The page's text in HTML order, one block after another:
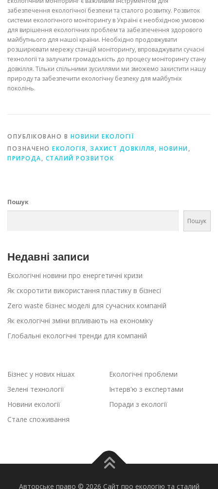
забезпечення екологічної безпеки та сталого розвитку. Розвиток
системи екологічного моніторингу в Україні є необхідною умовою
для вирішення екологічних проблем та забезпечення здорового
майбутнього для нашої країни. Необхідно продовжувати
розширювати мережу станцій моніторингу, впроваджувати сучасні
технології та залучати громадськість до процесу моніторингу стану
довкілля. Тільки спільними зусиллями ми зможемо захистити нашу
природу та забезпечити екологічну безпеку для майбутніх
поколінь.
ОПУБЛІКОВАНО В НОВИНИ ЕКОЛОГІЇ
ПОЗНАЧЕНО ЕКОЛОГІЯ, ЗАХИСТ ДОВКІЛЛЯ, НОВИНИ,
ПРИРОДА, СТАЛИЙ РОЗВИТОК
Пошук
Пошук
Недавні записи
Екологічні новини про енергетичні кризи
Як скоротити використання пластику в бізнесі
Zero waste бізнес моделі для сучасних компаній
Як екологічні зміни впливають на економіку
Глобальні екологічні тренди для компаній
Бізнес у нових нішах
Екологічні проблеми
Зелені технології
Інтерв'ю з експертами
Новини екології
Поради з екології
Стале споживання
Авторське право © 2026 Сайт про екологію та сталий